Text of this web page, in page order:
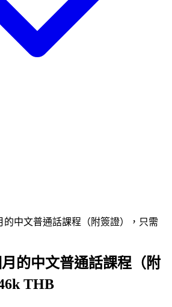
的中文普通話課程（附簽證），只需
的中文普通話課程（附
THB